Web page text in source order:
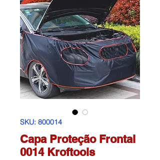
SKU: 800014
Capa Proteção Frontal
0014 Kroftools